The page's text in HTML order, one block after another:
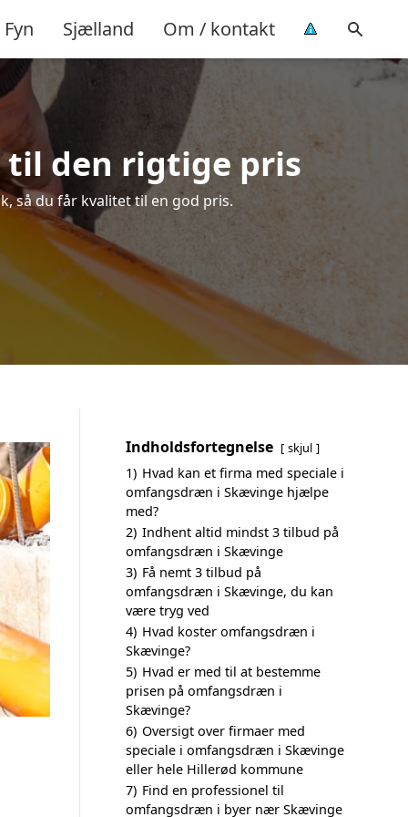
Fyn Sjælland Om / kontakt
til den rigtige pris
så du får kvalitet til en god pris.
Indholdsfortegnelse skjul
1) Hvad kan et firma med speciale i
omfangsdræn i Skævinge hjælpe
med?
2) Indhent altid mindst 3 tilbud på
omfangsdræn i Skævinge
3) Få nemt 3 tilbud på
omfangsdræn i Skævinge, du kan
være tryg ved
4) Hvad koster omfangsdræn i
Skævinge?
5) Hvad er med til at bestemme
prisen på omfangsdræn i
Skævinge?
6) Oversigt over firmaer med
speciale i omfangsdræn i Skævinge
eller hele Hillerød kommune
7) Find en professionel til
omfangsdræn i byer nær Skævinge